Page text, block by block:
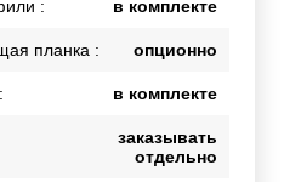
: в комплекте
планка : опционно
в комплекте
заказывать
отдельно